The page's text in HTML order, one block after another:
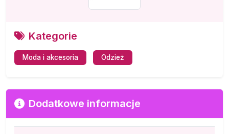
Kategorie
Moda i akcesoria Odzież
Dodatkowe informacje